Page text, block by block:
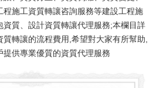
程施工資質轉讓咨詢服務等建設工程施
資質、設計資質轉讓代理服務;本欄目詳
轉讓的流程費用,希望對大家有所幫助,
供專業優質的資質代理服務